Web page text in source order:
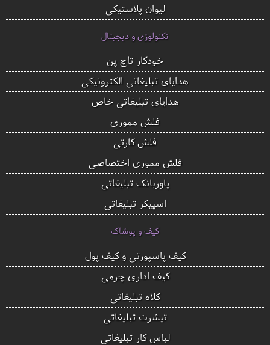
لیوان پلاستیکی
تکنولوژی و دیجیتال
خودکار تاچ پن
هدایای تبلیغاتی الکترونیکی
هدایای تبلیغاتی خاص
فلش مموری
فلش کارتی
فلش مموری اختصاصی
پاوربانک تبلیغاتی
اسپیکر تبلیغاتی
کیف و پوشاک
کیف پاسپورتی و کیف پول
کیف اداری چرمی
کلاه تبلیغاتی
تیشرت تبلیغاتی
لباس کار تبلیغاتی